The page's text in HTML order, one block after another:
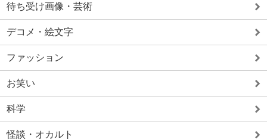
待ち受け画像・芸術
デコメ・絵文字
ファッション
お笑い
科学
怪談・オカルト